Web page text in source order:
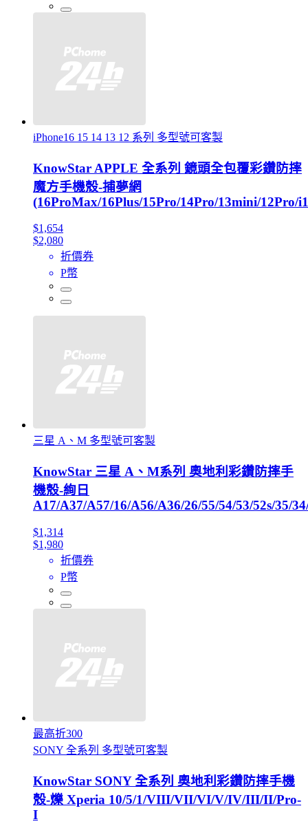
iPhone16 15 14 13 12 系列 多型號可客製
KnowStar APPLE 全系列 鏡頭全包覆彩鑽防摔
魔方手機殼-捕夢網
(16ProMax/16Plus/15Pro/14Pro/13mini/12Pro/
$1,654
$2,080
折價券
P幣
三星 A、M 多型號可客製
KnowStar 三星 A、M系列 奧地利彩鑽防摔手
機殼-絢日
A17/A37/A57/16/A56/A36/26/55/54/53/52s/35/
$1,314
$1,980
折價券
P幣
最高折300
SONY 全系列 多型號可客製
KnowStar SONY 全系列 奧地利彩鑽防摔手機
殼-爍 Xperia 10/5/1/VIII/VII/VI/V/IV/III/II/Pro-
I